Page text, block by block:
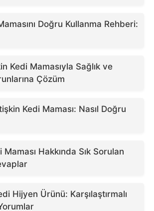
Doğru Kullanma Rehberi:
Kedi Mamasıyla Sağlık ve
Çözüm
Kedi Maması: Nasıl Doğru
Hakkında Sık Sorulan
Hijyen Ürünü: Karşılaştırmalı